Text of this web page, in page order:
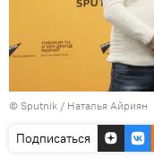
© Sputnik / Наталья Айриян
Подписаться